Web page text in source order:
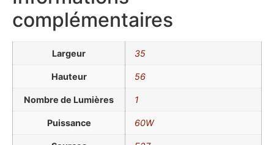
complémentaires
Largeur 35
Hauteur 56
Nombre de Lumières 1
Puissance 60W